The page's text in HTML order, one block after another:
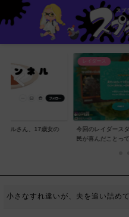
ネルさん、17歳女の
レイダース
今回のレイダース
民が喜んだことって
小さなすれ違いが、夫を追い詰めて